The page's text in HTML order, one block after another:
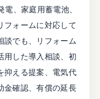
、家庭用蓄電池、
フォームに対応して
談でも、リフォーム
用した導入相談、初
抑える提案、電気代
金確認、有償の延長